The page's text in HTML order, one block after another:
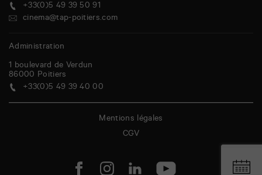
+33(0)5 49 39 50 91
cinema@tap-poitiers.com
Administration
1 boulevard de Verdun
86000 Poitiers
+33(0)5 49 39 40 00
Mentions légales
CGV